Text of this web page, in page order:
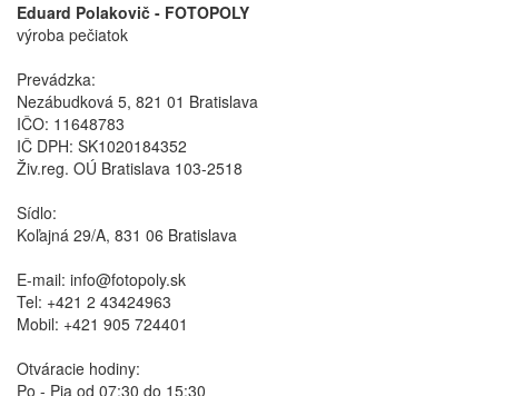
Eduard Polakovič - FOTOPOLY
výroba pečiatok
Prevádzka:
Nezábudková 5, 821 01 Bratislava
IČO: 11648783
IČ DPH: SK1020184352
Živ.reg. OÚ Bratislava 103-2518
Sídlo:
Koľajná 29/A, 831 06 Bratislava
E-mail: info@fotopoly.sk
Tel: +421 2 43424963
Mobil: +421 905 724401
Otváracie hodiny:
Po - Pia od 07:30 do 15:30